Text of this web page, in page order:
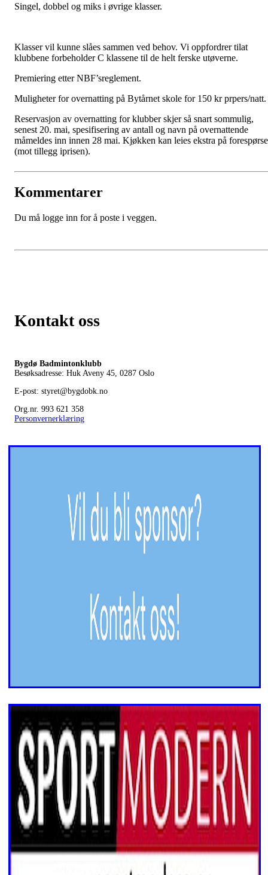
Singel, dobbel og miks i øvrige klasser.
Klasser vil kunne slåes sammen ved behov. Vi oppfordrer tilat
klubbene forbeholder C klassene til de helt ferske utøverne.
Premiering etter NBF’sreglement.
Muligheter for overnatting på Bytårnet skole for 150 kr prpers/natt.
Reservasjon av overnatting for klubber skjer så snart sommulig,
senest 20. mai, spesifisering av antall og navn på overnattende
måmeldes inn innen 28 mai. Kjøkken kan leies ekstra på
(mot tillegg iprisen).
Kommentarer
Du må logge inn for å poste i veggen.
Kontakt oss
Bygdø Badmintonklubb
Besøksadresse: Huk Aveny 45, 0287 Oslo
E-post: styret@bygdobk.no
Org.nr. 993 621 358
Personvernerklæring